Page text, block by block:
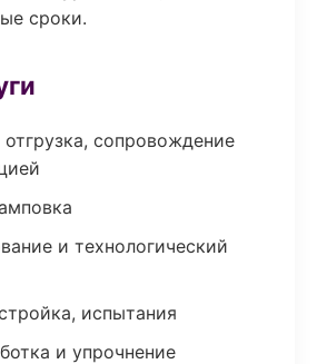
сроки.
отгрузка, сопровождение
и технологический
испытания
и упрочнение